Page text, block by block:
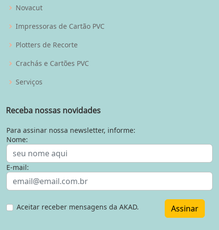
Novacut
Impressoras de Cartão PVC
Plotters de Recorte
Crachás e Cartões PVC
Serviços
Receba nossas novidades
Para assinar nossa newsletter, informe:
Nome:
E-mail:
Aceitar receber mensagens da AKAD. Assinar